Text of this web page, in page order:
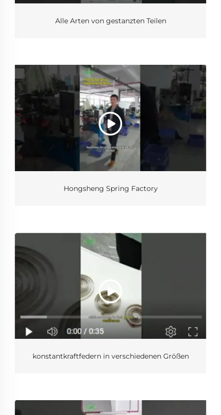
Alle Arten von gestanzten Teilen
Hongsheng Spring Factory
konstantkraftfedern in verschiedenen Größen